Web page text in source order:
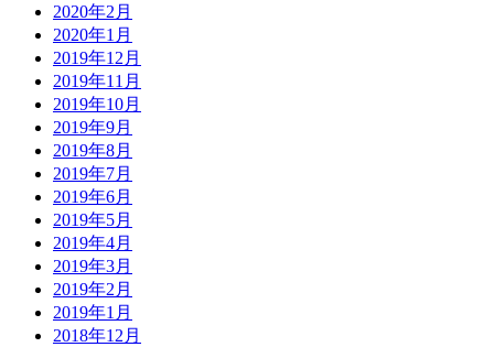
2020年2月
2020年1月
2019年12月
2019年11月
2019年10月
2019年9月
2019年8月
2019年7月
2019年6月
2019年5月
2019年4月
2019年3月
2019年2月
2019年1月
2018年12月